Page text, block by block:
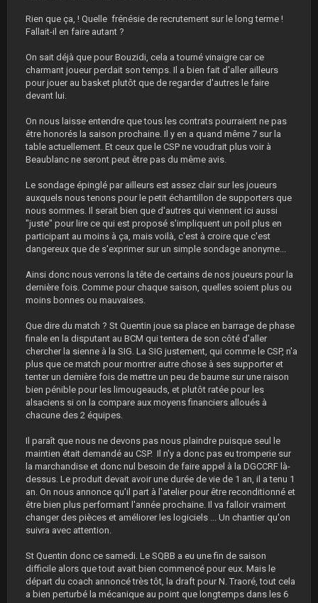
Rien que ça, ! Quelle frénésie de recrutement sur le long terme !
Fallait-il en faire autant ?
On sait déjà que pour Bouzidi, cela a tourné vinaigre car ce
charmant joueur perdait son temps. Il a bien fait d'aller ailleurs
pour jouer au basket plutôt que de regarder d'autres le faire
devant lui.
On nous laisse entendre que tous les contrats pourraient ne pas
être honorés la saison prochaine. Il y en a quand même 7 sur la
table actuellement. Et ceux que le CSP ne voudrait plus voir à
Beaublanc ne seront peut être pas du même avis.
Le sondage épinglé par ailleurs est assez clair sur les joueurs
auxquels nous tenons pour le petit échantillon de supporters que
nous sommes. Il serait bien que d'autres qui viennent ici aussi
"juste" pour lire ce qui est proposé s'impliquent un poil plus en
participant au moins à ça, mais voilà, c'est à croire que c'est
dangereux que de s'exprimer sur un simple sondage anonyme...
Ainsi donc nous verrons la tête de certains de nos joueurs pour la
dernière fois. Comme pour chaque saison, quelles soient plus ou
moins bonnes ou mauvaises.
Que dire du match ? St Quentin joue sa place en barrage de phase
finale en la disputant au BCM qui tentera de son côté d'aller
chercher la sienne à la SIG. La SIG justement, qui comme le CSP, n'a
plus que ce match pour montrer autre chose à ses supporter et
tenter un dernière fois de mettre un peu de baume sur une raison
bien pénible pour les limougeauds, et plutôt ratée pour les
alsaciens si on la compare aux moyens financiers alloués à
chacune des 2 équipes.
Il paraît que nous ne devons pas nous plaindre puisque seul le
maintien était demandé au CSP. Il n'y a donc pas eu tromperie sur
la marchandise et donc nul besoin de faire appel à la DGCCRF là-
dessus. Le produit devait avoir une durée de vie de 1 an, il a tenu 1
an. On nous annonce qu'il part à l'atelier pour être reconditionné et
être bien plus performant l'année prochaine. Il va falloir vraiment
changer des pièces et améliorer les logiciels ... Un chantier qu'on
suivra avec attention.
St Quentin donc ce samedi. Le SQBB a eu une fin de saison
difficile alors que tout avait bien commencé pour eux. Mais le
départ du coach annoncé très tôt, la draft pour N. Traoré, tout cela
a bien perturbé la mécanique au point que longtemps dans les 6